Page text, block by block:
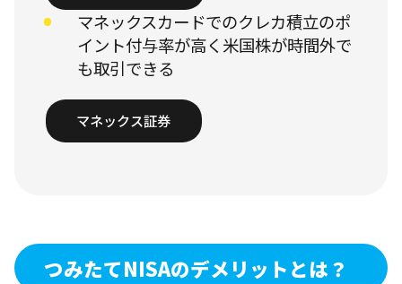
マネックスカードでのクレカ積立のポ
イント付与率が高く米国株が時間外で
も取引できる
マネックス証券
つみたてNISAのデメリットとは？